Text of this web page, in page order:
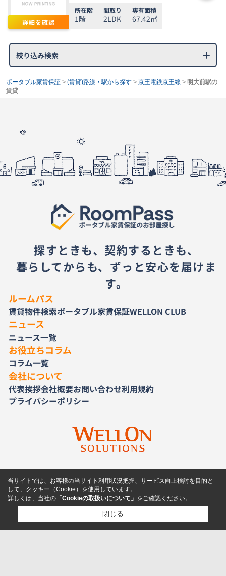
詳細を確認
所在階
1階
間取り
2LDK
専有面積
67.42㎡
絞り込み検索
ポータブル家賃保証 > (賃貸)路線・駅から探す > 京王電鉄京王線 > 明大前駅の
賃貸
探すときも、契約するときも、
暮らしてからも、ずっと安心を届けま
す。
ルームパス
賃貸物件検索ポータブル家賃保証WELLON CLUB
ニュース
ニュース一覧
お役立ちコラム
コラム一覧
会社について
代表挨拶会社概要お問い合わせ利用規約
プライバシーポリシー
当サイトでは、お客様の当サイト利用状況把握、サービス向上検討を目的と
して、クッキー（Cookie）を使用しています。
詳しくは、当社の 「Cookieの取扱いについて」 をご確認ください。
閉じる